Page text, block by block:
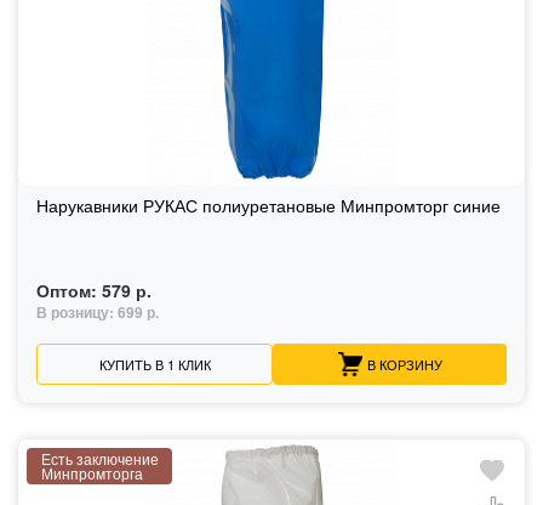
Нарукавники РУКАС полиуретановые Минпромторг синие
Оптом: 579 р.
В розницу: 699 р.
КУПИТЬ В 1 КЛИК В КОРЗИНУ
Есть заключение
Минпромторга